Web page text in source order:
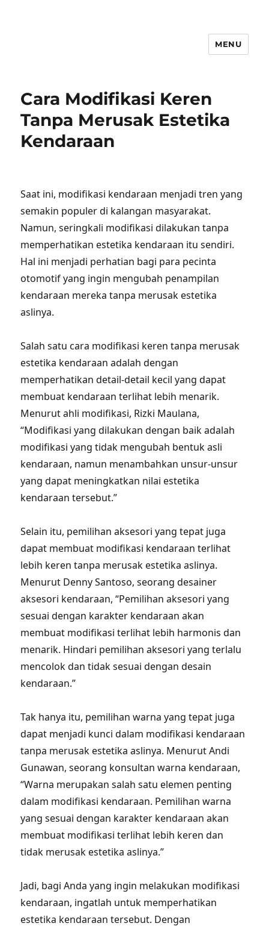
MENU
Cara Modifikasi Keren
Tanpa Merusak Estetika
Kendaraan
Saat ini, modifikasi kendaraan menjadi tren yang
semakin populer di kalangan masyarakat.
Namun, seringkali modifikasi dilakukan tanpa
memperhatikan estetika kendaraan itu sendiri.
Hal ini menjadi perhatian bagi para pecinta
otomotif yang ingin mengubah penampilan
kendaraan mereka tanpa merusak estetika
aslinya.
Salah satu cara modifikasi keren tanpa merusak
estetika kendaraan adalah dengan
memperhatikan detail-detail kecil yang dapat
membuat kendaraan terlihat lebih menarik.
Menurut ahli modifikasi, Rizki Maulana,
“Modifikasi yang dilakukan dengan baik adalah
modifikasi yang tidak mengubah bentuk asli
kendaraan, namun menambahkan unsur-unsur
yang dapat meningkatkan nilai estetika
kendaraan tersebut.”
Selain itu, pemilihan aksesori yang tepat juga
dapat membuat modifikasi kendaraan terlihat
lebih keren tanpa merusak estetika aslinya.
Menurut Denny Santoso, seorang desainer
aksesori kendaraan, “Pemilihan aksesori yang
sesuai dengan karakter kendaraan akan
membuat modifikasi terlihat lebih harmonis dan
menarik. Hindari pemilihan aksesori yang terlalu
mencolok dan tidak sesuai dengan desain
kendaraan.”
Tak hanya itu, pemilihan warna yang tepat juga
dapat menjadi kunci dalam modifikasi kendaraan
tanpa merusak estetika aslinya. Menurut Andi
Gunawan, seorang konsultan warna kendaraan,
“Warna merupakan salah satu elemen penting
dalam modifikasi kendaraan. Pemilihan warna
yang sesuai dengan karakter kendaraan akan
membuat modifikasi terlihat lebih keren dan
tidak merusak estetika aslinya.”
Jadi, bagi Anda yang ingin melakukan modifikasi
kendaraan, ingatlah untuk memperhatikan
estetika kendaraan tersebut. Dengan